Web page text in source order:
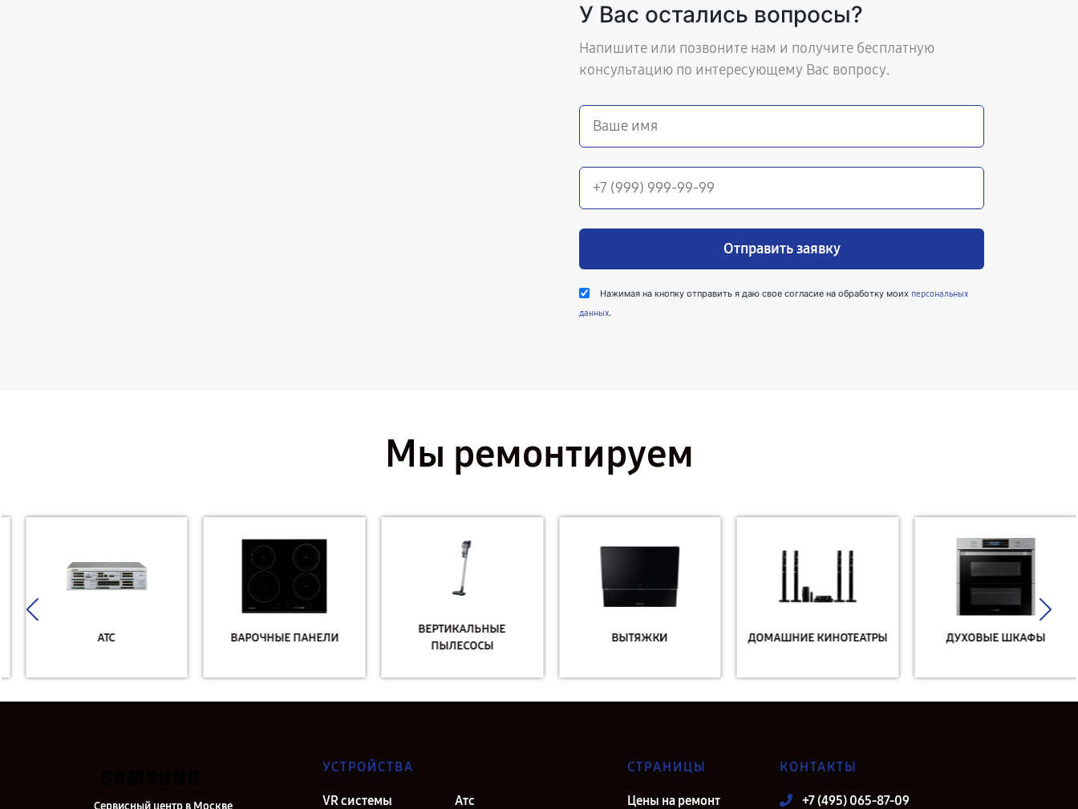
У Вас остались вопросы?
Напишите или позвоните нам и получите бесплатную
консультацию по интересующему Вас вопросу.
Отправить заявку
Нажимая на кнопку отправить я даю свое согласие на обработку моих персональных
данных.
Мы ремонтируем
АТС ВАРОЧНЫЕ ПАНЕЛИ
ВЕРТИКАЛЬНЫЕ
ПЫЛЕСОСЫ
ВЫТЯЖКИ ДОМАШНИЕ КИНОТЕАТРЫ ДУХОВЫЕ ШКАФЫ
Сервисный центр в Москве
УСТРОЙСТВА
VR системы Атс
СТРАНИЦЫ
Цены на ремонт
КОНТАКТЫ
+7 (495) 065-87-09